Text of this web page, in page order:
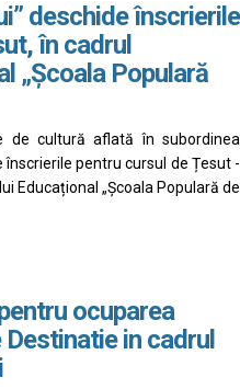
deschide înscrierile
în cadrul
„Școala Populară
de cultură aflată în subordinea
pentru cursul de Țesut -
Educațional „Școala Populară de
ocuparea
in cadrul